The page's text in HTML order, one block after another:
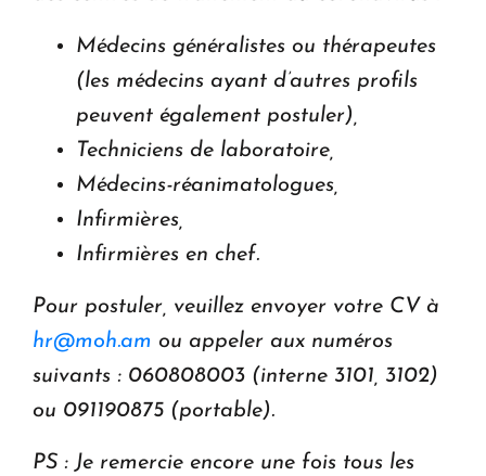
Médecins généralistes ou thérapeutes
(les médecins ayant d’autres profils
peuvent également postuler),
Techniciens de laboratoire,
Médecins-réanimatologues,
Infirmières,
Infirmières en chef.
Pour postuler, veuillez envoyer votre CV à
hr@moh.am ou appeler aux numéros
suivants : 060808003 (interne 3101, 3102)
ou 091190875 (portable).
PS : Je remercie encore une fois tous les